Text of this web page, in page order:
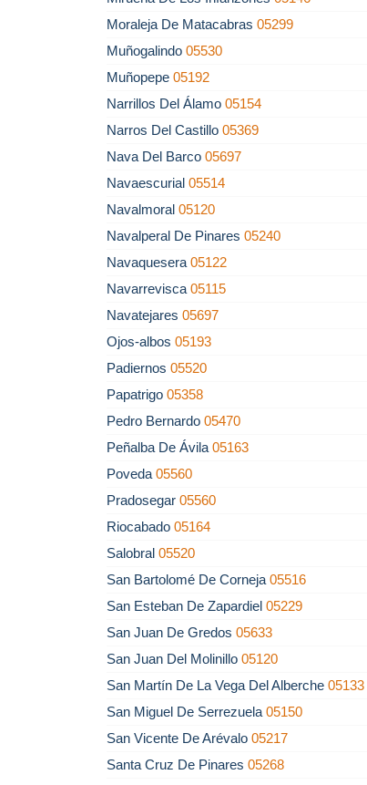
Moraleja De Matacabras 05299
Muñogalindo 05530
Muñopepe 05192
Narrillos Del Álamo 05154
Narros Del Castillo 05369
Nava Del Barco 05697
Navaescurial 05514
Navalmoral 05120
Navalperal De Pinares 05240
Navaquesera 05122
Navarrevisca 05115
Navatejares 05697
Ojos-albos 05193
Padiernos 05520
Papatrigo 05358
Pedro Bernardo 05470
Peñalba De Ávila 05163
Poveda 05560
Pradosegar 05560
Riocabado 05164
Salobral 05520
San Bartolomé De Corneja 05516
San Esteban De Zapardiel 05229
San Juan De Gredos 05633
San Juan Del Molinillo 05120
San Martín De La Vega Del Alberche 05133
San Miguel De Serrezuela 05150
San Vicente De Arévalo 05217
Santa Cruz De Pinares 05268